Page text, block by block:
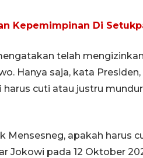
Kepemimpinan Di
telah
Hanya saja, kata
cuti atau justru
Mensesneg, apakah harus
Jokowi pada 12 Oktober
Stasiun